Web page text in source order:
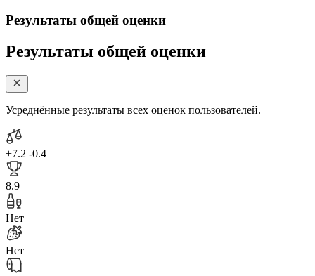
Результаты общей оценки
Результаты общей оценки
Усреднённые результаты всех оценок пользователей.
+7.2 -0.4
8.9
Нет
Нет